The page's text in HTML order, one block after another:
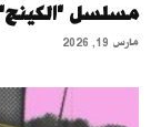
مسلسل
مارس 19, 2026